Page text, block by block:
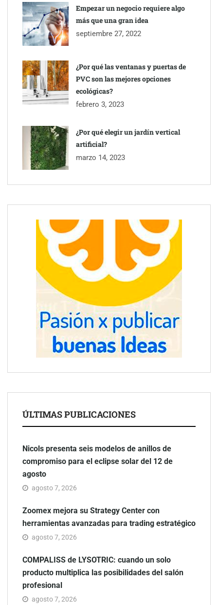
Empezar un negocio requiere algo
más que una gran idea
septiembre 27, 2022
¿Por qué las ventanas y puertas de
PVC son las mejores opciones
ecológicas?
febrero 3, 2023
¿Por qué elegir un jardín vertical
artificial?
marzo 14, 2023
ÚLTIMAS PUBLICACIONES
Nicols presenta seis modelos de anillos de
compromiso para el eclipse solar del 12 de
agosto
agosto 7, 2026
Zoomex mejora su Strategy Center con
herramientas avanzadas para trading estratégico
agosto 7, 2026
COMPALISS de LYSOTRIC: cuando un solo
producto multiplica las posibilidades del salón
profesional
agosto 7, 2026